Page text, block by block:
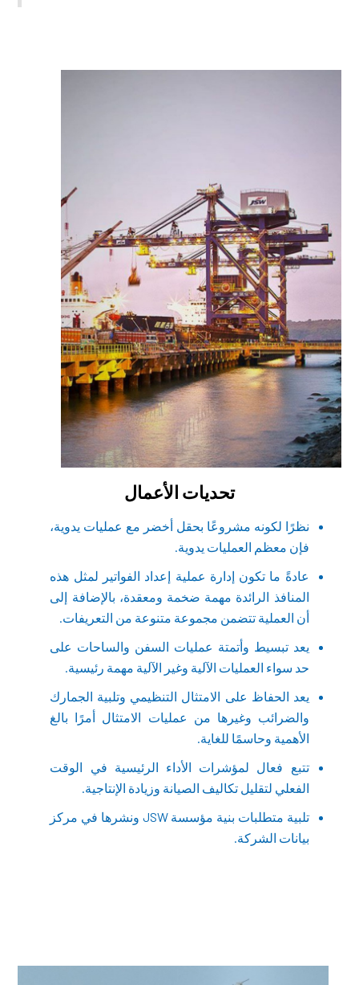
تحديات الأعمال
نظرًا لكونه مشروعًا بحقل أخضر مع عمليات يدوية،
فإن معظم العمليات يدوية.
عادةً ما تكون إدارة عملية إعداد الفواتير لمثل هذه
المنافذ الرائدة مهمة ضخمة ومعقدة، بالإضافة إلى
أن العملية تتضمن مجموعة متنوعة من التعريفات.
يعد تبسيط وأتمتة عمليات السفن والساحات على
حد سواء العمليات الآلية وغير الآلية مهمة رئيسية.
يعد الحفاظ على الامتثال التنظيمي وتلبية الجمارك
والضرائب وغيرها من عمليات الامتثال أمرًا بالغ
الأهمية وحاسمًا للغاية.
تتبع فعال لمؤشرات الأداء الرئيسية في الوقت
الفعلي لتقليل تكاليف الصيانة وزيادة الإنتاجية.
تلبية متطلبات بنية مؤسسة JSW ونشرها في مركز
بيانات الشركة.